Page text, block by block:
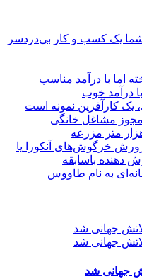
یک کسب و کار بی‌دردسر
اما با درآمد مناسب
درآمد خوب
مشاغل خانگی
متر مزرعه
خرگوش‌های آنکورا یا
دهنده باسابقه
به نام طاووس
جهانی شد